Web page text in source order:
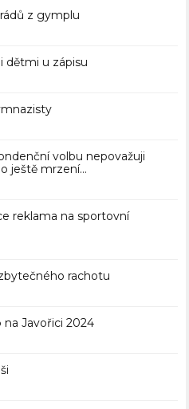
z gymplu
dětmi u zápisu
volbu nepovažuji
ještě mrzení…
reklama na sportovní
rachotu
na Javořici 2024